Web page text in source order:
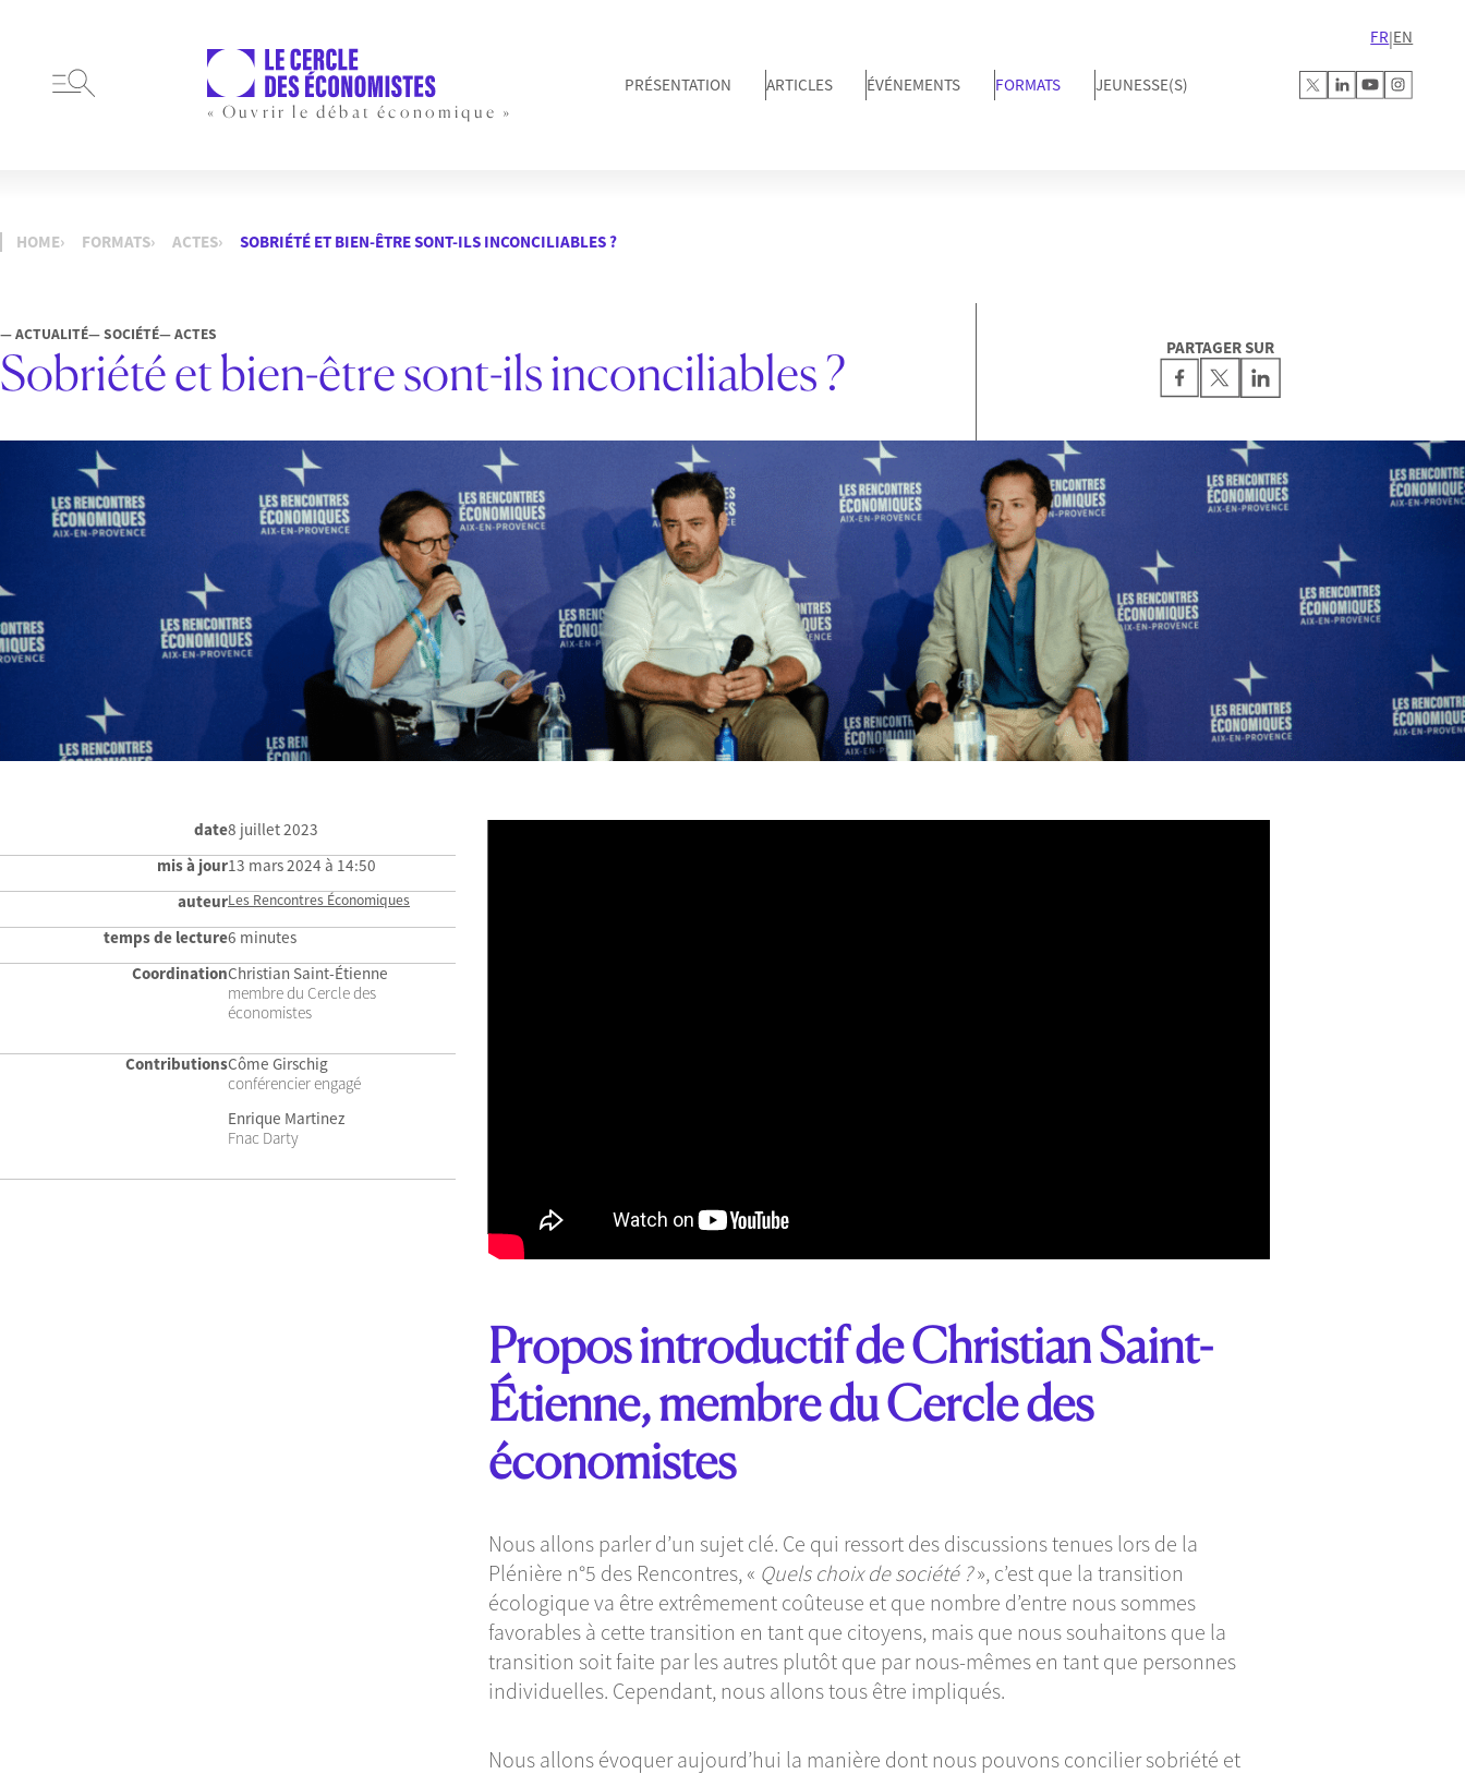
« Ouvrir le débat économique »
PRÉSENTATION ARTICLES ÉVÉNEMENTS FORMATS JEUNESSE(S)
FR|EN
HOME FORMATS ACTES SOBRIÉTÉ ET BIEN-ÊTRE SONT-ILS INCONCILIABLES ?
— ACTUALITÉ— SOCIÉTÉ— ACTES
Sobriété et bien-être sont-ils inconciliables ? PARTAGER SUR
date8 juillet 2023
mis à jour13 mars 2024 à 14:50
auteurLes Rencontres Économiques
temps de lecture6 minutes
CoordinationChristian Saint-Étienne
membre du Cercle des
économistes
ContributionsCôme Girschig
conférencier engagé
Enrique Martinez
Fnac Darty
Propos introductif de Christian Saint-
Étienne, membre du Cercle des
économistes
Nous allons parler d’un sujet clé. Ce qui ressort des discussions tenues lors de la
Plénière n°5 des Rencontres, « Quels choix de société ?», c’est que la transition
écologique va être extrêmement coûteuse et que nombre d’entre nous sommes
favorables à cette transition en tant que citoyens, mais que nous souhaitons que la
transition soit faite par les autres plutôt que par nous-mêmes en tant que personnes
individuelles. Cependant, nous allons tous être impliqués.
Nous allons évoquer aujourd’hui la manière dont nous pouvons concilier sobriété et